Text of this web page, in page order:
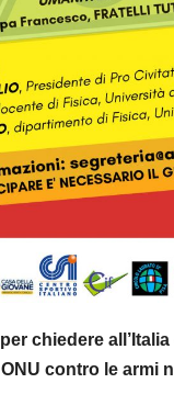
chiedere
contro le armi